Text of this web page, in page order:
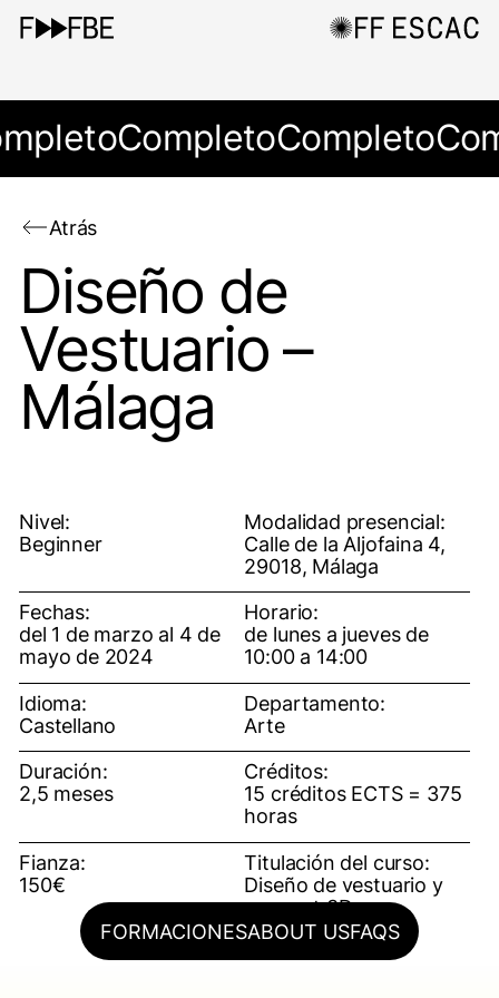
FORMACIONESABOUT USFAQS
CompletoCompleto
Atrás
Diseño de
Vestuario –
Málaga
Nivel:
Beginner
Modalidad presencial:
Calle de la Aljofaina 4,
29018, Málaga
Fechas:
del 1 de marzo al 4 de
mayo de 2024
Horario:
de lunes a jueves de
10:00 a 14:00
Idioma:
Castellano
Departamento:
Arte
Duración:
2,5 meses
Créditos:
15 créditos ECTS = 375
horas
Fianza:
150€
Titulación del curso:
Diseño de vestuario y
concept 3D